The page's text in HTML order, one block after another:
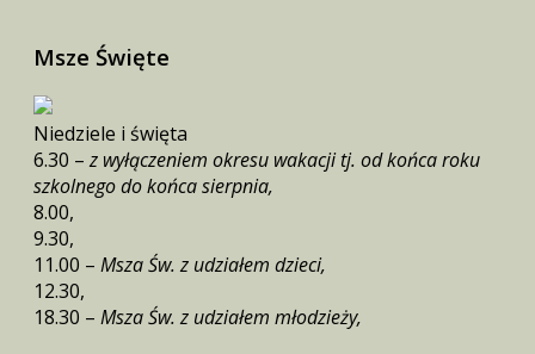
Msze Święte
Niedziele i święta
6.30 –z wyłączeniem okresu wakacji tj. od końca roku
szkolnego do końca sierpnia,
8.00,
9.30,
11.00 – Msza Św. z udziałem dzieci,
12.30,
18.30 – Msza Św. z udziałem młodzieży,